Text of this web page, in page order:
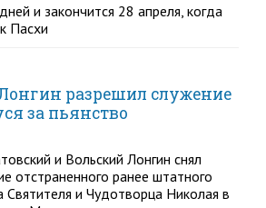
и закончится 28 апреля, когда
Пасхи
разрешил служение
за пьянство
и Вольский Лонгин снял
отстраненного ранее штатного
Святителя и Чудотворца Николая в